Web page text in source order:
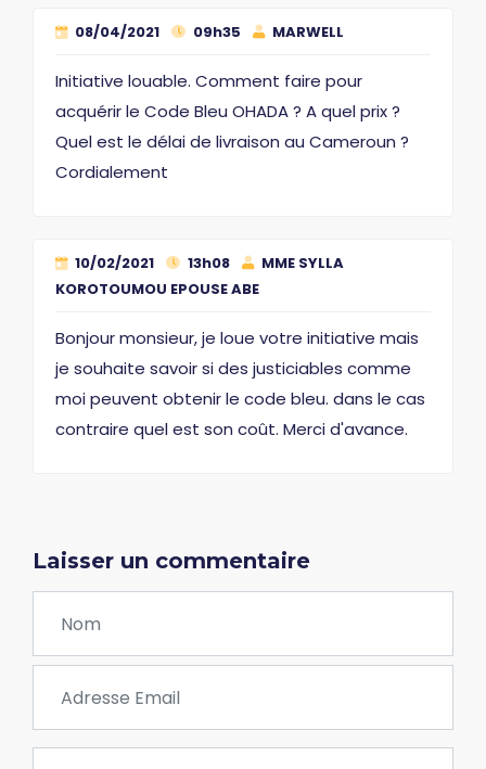
08/04/2021 09h35 MARWELL
Initiative louable. Comment faire pour
acquérir le Code Bleu OHADA ? A quel prix ?
Quel est le délai de livraison au Cameroun ?
Cordialement
10/02/2021 13h08
MME SYLLA
KOROTOUMOU EPOUSE ABE
Bonjour monsieur, je loue votre initiative mais
je souhaite savoir si des justiciables comme
moi peuvent obtenir le code bleu. dans le cas
contraire quel est son coût. Merci d'avance.
Laisser un commentaire